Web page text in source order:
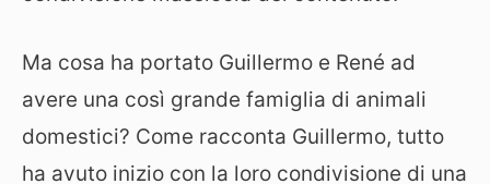
Ma cosa ha portato Guillermo e René ad
avere una così grande famiglia di animali
domestici? Come racconta Guillermo, tutto
ha avuto inizio con la loro condivisione di una